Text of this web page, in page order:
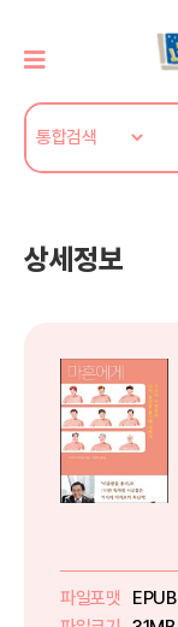
상세정보
파일포맷
EPUB